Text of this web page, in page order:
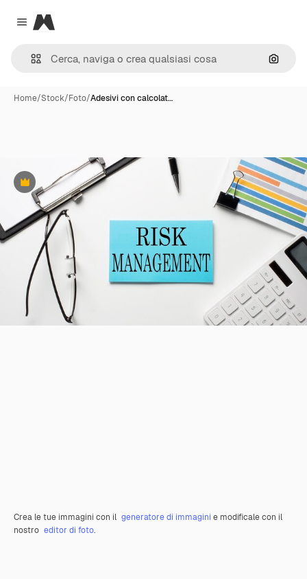
Close menu
Magnific
Cerca
Home/Stock/Foto/Adesivi con calcolat…
Premium
Crea le tue immagini con il generatore di immagini e modificale con il
nostro editor di foto.